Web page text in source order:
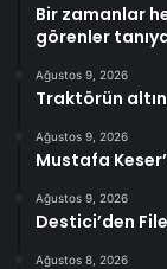
Bir zamanlar
görenler
Ağustos 9, 2026
Traktörün
Ağustos 9, 2026
Mustafa
Ağustos 9, 2026
Destici’den
Ağustos 8, 2026